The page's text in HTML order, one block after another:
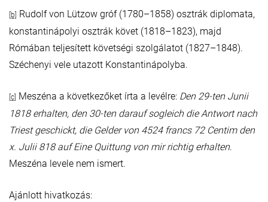
[b]
Rudolf von Lützow gróf (1780–1858) osztrák diplomata,
konstantinápolyi osztrák követ (1818–1823), majd
Rómában teljesített követségi szolgálatot (1827–1848).
Széchenyi vele utazott Konstantinápolyba.
[c] Meszéna a következőket írta a levélre: Den 29-ten Junii
1818 erhalten, den 30-ten darauf sogleich die Antwort nach
Triest geschickt, die Gelder von 4524 francs 72 Centim den
x. Julii 818 auf Eine Quittung von mir richtig erhalten.
Meszéna levele nem ismert.
Ajánlott hivatkozás: